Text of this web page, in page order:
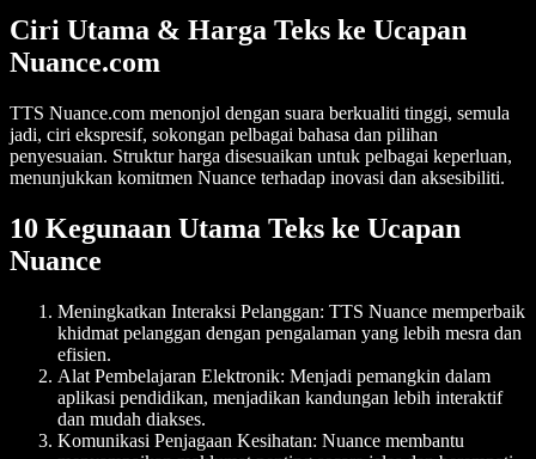
Ciri Utama & Harga Teks ke Ucapan
Nuance.com
TTS Nuance.com menonjol dengan suara berkualiti tinggi, semula
jadi, ciri ekspresif, sokongan pelbagai bahasa dan pilihan
penyesuaian. Struktur harga disesuaikan untuk pelbagai keperluan,
menunjukkan komitmen Nuance terhadap inovasi dan aksesibiliti.
10 Kegunaan Utama Teks ke Ucapan
Nuance
Meningkatkan Interaksi Pelanggan: TTS Nuance memperbaik
khidmat pelanggan dengan pengalaman yang lebih mesra dan
efisien.
Alat Pembelajaran Elektronik: Menjadi pemangkin dalam
aplikasi pendidikan, menjadikan kandungan lebih interaktif
dan mudah diakses.
Komunikasi Penjagaan Kesihatan: Nuance membantu